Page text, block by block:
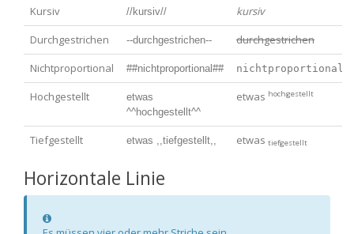
Kursiv //kursiv//
kursiv
Durchgestrichen
--durchgestrichen--
durchgestrichen
Nichtproportional
##nichtproportional## nichtproportional
Hochgestellt
etwas
^^hochgestellt^^
etwas hochgestellt
Tiefgestellt etwas ,,tiefgestellt,, etwas tiefgestellt
Horizontale Linie
Information